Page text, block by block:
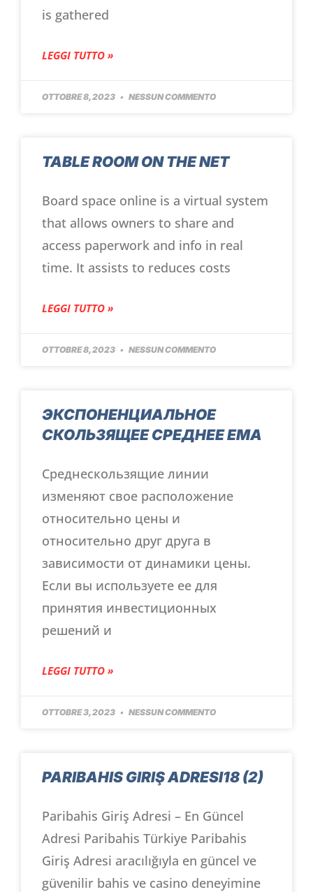
is gathered
LEGGI TUTTO »
OTTOBRE 8, 2023 NESSUN COMMENTO
TABLE ROOM ON THE NET
Board space online is a virtual system
that allows owners to share and
access paperwork and info in real
time. It assists to reduces costs
LEGGI TUTTO »
OTTOBRE 8, 2023 NESSUN COMMENTO
ЭКСПОНЕНЦИАЛЬНОЕ
СКОЛЬЗЯЩЕЕ СРЕДНЕЕ EMA
Среднескользящие линии
изменяют свое расположение
относительно цены и
относительно друг друга в
зависимости от динамики цены.
Если вы используете ее для
принятия инвестиционных
решений и
LEGGI TUTTO »
OTTOBRE 3, 2023 NESSUN COMMENTO
PARIBAHIS GIRIŞ ADRESI18 (2)
Paribahis Giriş Adresi – En Güncel
Adresi Paribahis Türkiye Paribahis
Giriş Adresi aracılığıyla en güncel ve
güvenilir bahis ve casino deneyimine